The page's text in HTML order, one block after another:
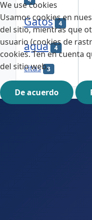
Gatos 4
agua 4
citas 3
We use cookies
Usamos cookies en
del sitio, mientras que
usuario (cookies de
cookies. Ten en cuenta
del sitio web.
De acuerdo